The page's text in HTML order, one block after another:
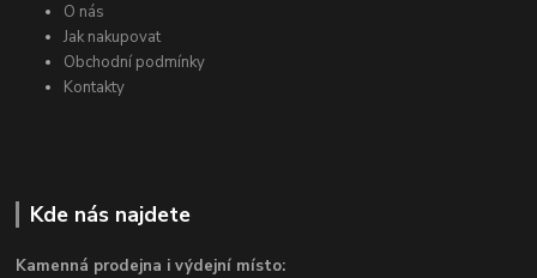
O nás
Jak nakupovat
Obchodní podmínky
Kontakty
Kde nás najdete
Kamenná prodejna i výdejní místo: